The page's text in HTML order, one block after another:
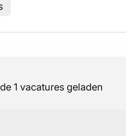
1 vacatures geladen